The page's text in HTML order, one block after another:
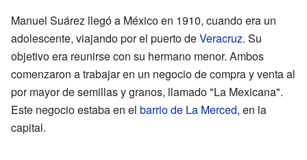
Manuel Suárez llegó a México en 1910, cuando era un
adolescente, viajando por el puerto deVeracruz. Su
objetivo era reunirse con su hermano menor. Ambos
comenzaron a trabajar en un negocio de compra y venta al
por mayor de semillas y granos, llamado "La Mexicana".
Este negocio estaba en el barrio de La Merced, en la
capital.